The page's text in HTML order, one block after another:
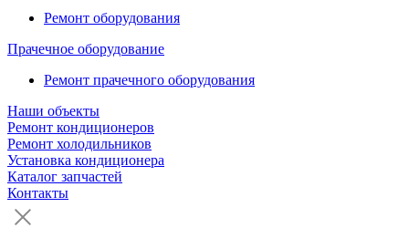
Ремонт оборудования
Прачечное оборудование
Ремонт прачечного оборудования
Наши объекты
Ремонт кондиционеров
Ремонт холодильников
Установка кондиционера
Каталог запчастей
Контакты